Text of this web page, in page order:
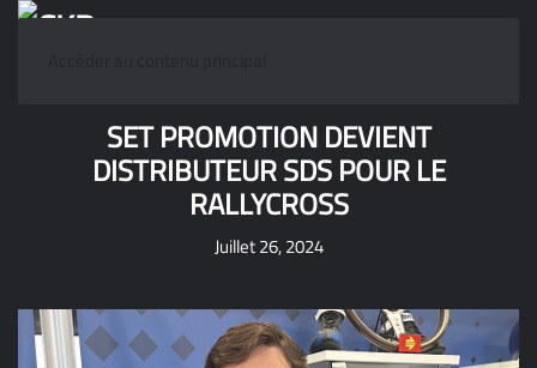
SET PROMOTION DEVIENT
DISTRIBUTEUR SDS POUR LE
RALLYCROSS
Juillet 26, 2024